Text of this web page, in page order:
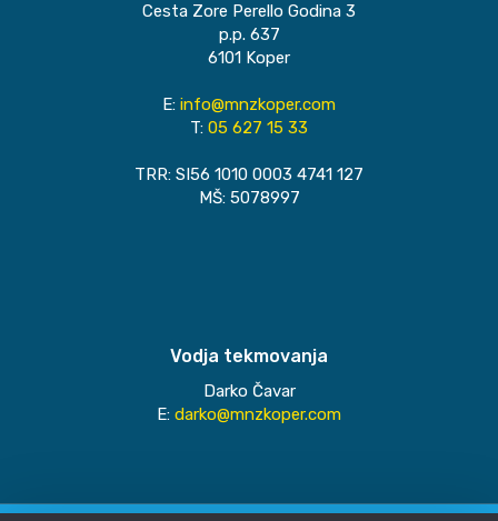
Cesta Zore Perello Godina 3
p.p. 637
6101 Koper
E: info@mnzkoper.com
T: 05 627 15 33
TRR: SI56 1010 0003 4741 127
MŠ: 5078997
Vodja tekmovanja
Darko Čavar
E: darko@mnzkoper.com